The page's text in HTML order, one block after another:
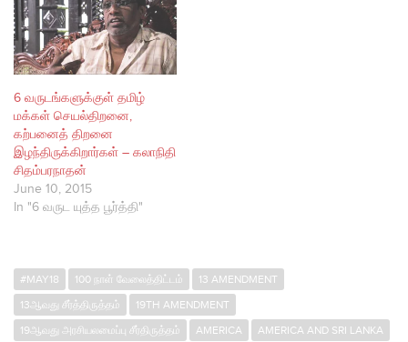
6 வருடங்களுக்குள் தமிழ்
மக்கள் செயல்திறனை,
கற்பனைத் திறனை
இழந்திருக்கிறார்கள் – கலாநிதி
சிதம்பரநாதன்
June 10, 2015
In "6 வருட யுத்த பூர்த்தி"
#MAY18 100 நாள் வேலைத்திட்டம்
13 AMENDMENT
13ஆவது சீர்த்திருத்தம்
19TH AMENDMENT
19ஆவது அரசியலமைப்பு சீர்திருத்தம்
AMERICA
AMERICA AND SRI LANKA